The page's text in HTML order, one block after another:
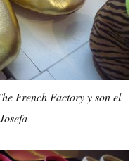
French Factory y son el